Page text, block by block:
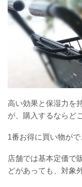
高い効果と保湿力を
が、購入するならど
1番お得に買い物がで
店舗では基本定価で
どがあっても、対象